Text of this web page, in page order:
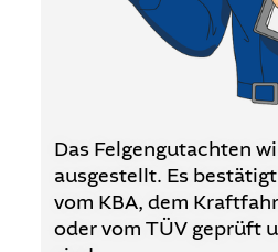
Das Felgengutachten
ausgestellt. Es
vom KBA, dem
oder vom TÜV geprüft